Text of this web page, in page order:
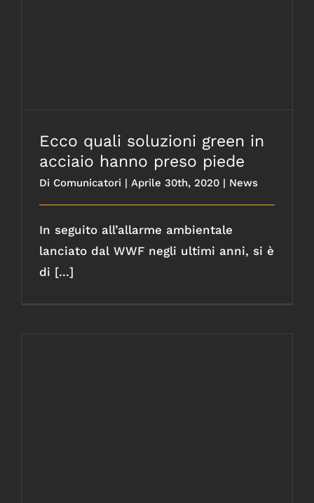
Ecco quali soluzioni green in
acciaio hanno preso piede
Di Comunicatori | Aprile 30th, 2020 | News
In seguito all’allarme ambientale
lanciato dal WWF negli ultimi anni, si è
di [...]